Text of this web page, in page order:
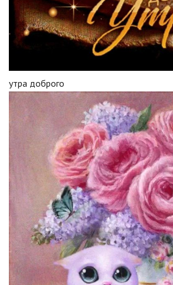
утра доброго